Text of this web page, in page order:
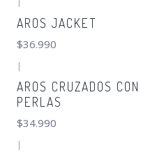
AROS JACKET
$36.990
|
AROS CRUZADOS CON
PERLAS
$34.990
|